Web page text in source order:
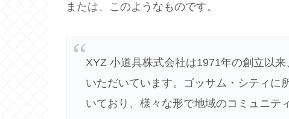
または、このようなものです。
XYZ 小道具株式会社は1971年の創立以
いただいています。ゴッサム・シティに
いており、様々な形で地域のコミュニテ